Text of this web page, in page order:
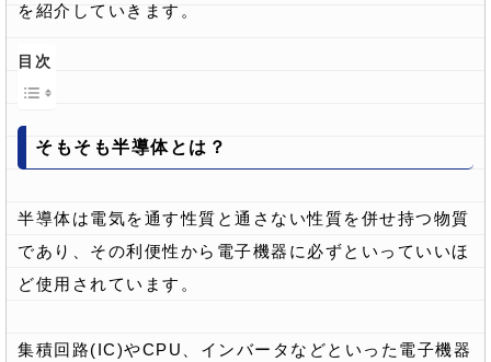
を紹介していきます。
目次
そもそも半導体とは？
半導体は電気を通す性質と通さない性質を併せ持つ物質
であり、その利便性から電子機器に必ずといっていいほ
ど使用されています。
集積回路(IC)やCPU、インバータなどといった電子機器